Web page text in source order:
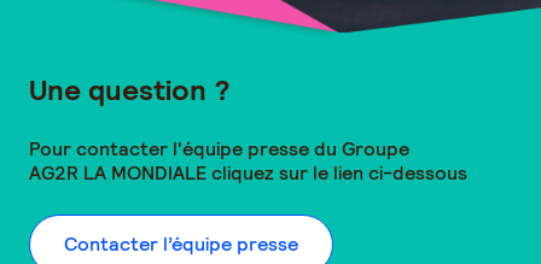
Une question ?
Pour contacter l'équipe presse du Groupe
AG2R LA MONDIALEcliquez sur le lien ci-dessous
Contacter l’équipe presse